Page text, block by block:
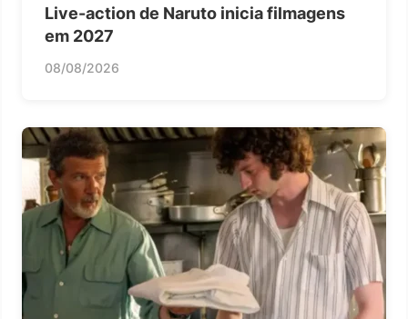
Live-action de Naruto inicia filmagens
em 2027
08/08/2026